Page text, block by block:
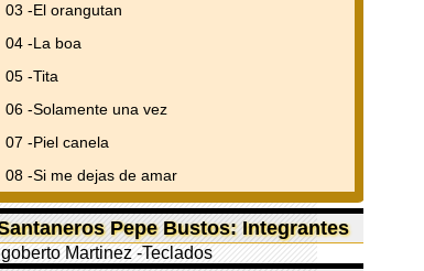
03 -El orangutan
04 -La boa
05 -Tita
06 -Solamente una vez
07 -Piel canela
08 -Si me dejas de amar
Pepe Bustos: Integrantes
Martinez -Teclados